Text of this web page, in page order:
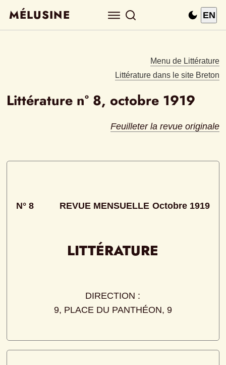
MÉLUSINE EN
Menu de Littérature
Littérature dans le site Breton
Littérature n° 8, octobre 1919
Feuilleter la revue originale
N° 8 REVUE MENSUELLE Octobre 1919
LITTÉRATURE
DIRECTION :
9, PLACE DU PANTHÉON, 9